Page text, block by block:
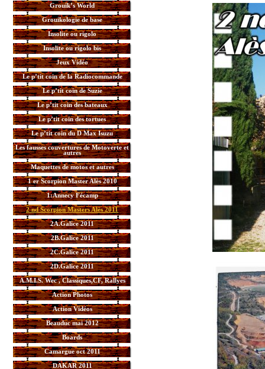
Grouik’s World
Grouikologie de base
Insolite ou rigolo
Insolite ou rigolo bis
Jeux Vidéo
Le p’tit coin de la Radiocommande
Le p’tit coin de Suzie
Le p’tit coin des bateaux
Le p’tit coin des tortues
Le p’tit coin du D Max Isuzu
Les fausses couvertures de Motoverte et
autres
Maquettes de motos et autres
1 er Scorpion Master Alès 2010
1:Annecy Fécamp
2 nd Scorpion Masters Alès 2011
2A.Galice 2011
2B.Galice 2011
2C.Galice 2011
2D.Galice 2011
A.M.I.S. Wec , Classiques,CF, Rallyes
Action Photos
Action Vidéos
Beauduc mai 2012
Boards
Camargue oct 2011
DAKAR 2011